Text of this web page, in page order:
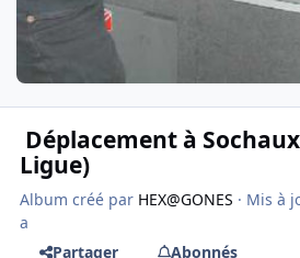
Déplacement à
Ligue)
Album créé par HEX@GONES · Mis à
a
Partager
Abonnés